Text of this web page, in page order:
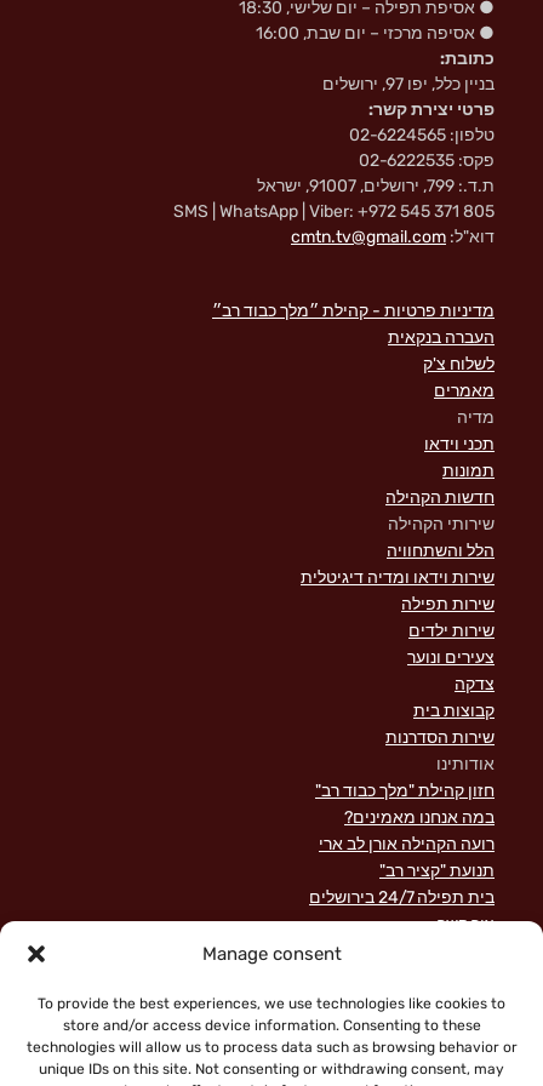
Manage consent
To provide the best experiences, we use technologies like cookies to
store and/or access device information. Consenting to these
technologies will allow us to process data such as browsing behavior or
unique IDs on this site. Not consenting or withdrawing consent, may
● אסיפת תפילה – יום שלישי, 18:30
● אסיפה מרכזי – יום שבת, 16:00
כתובת:
בניין כלל, יפו 97, ירושלים
פרטי יצירת קשר:
טלפון: 02-6224565
פקס: 02-6222535
ת.ד.: 799, ירושלים, 91007, ישראל
SMS | WhatsApp | Viber: +972 545 371 805
דוא"ל: cmtn.tv@gmail.com
מדיניות פרטיות - קהילת ״מלך כבוד רב״
העברה בנקאית
לשלוח צ'ק
מאמרים
מדיה
תכני וידאו
תמונות
חדשות הקהילה
שירותי הקהילה
הלל והשתחוויה
שירות וידאו ומדיה דיגיטלית
שירות תפילה
שירות ילדים
צעירים ונוער
צדקה
קבוצות בית
שירות הסדרנות
אודותינו
חזון קהילת "מלך כבוד רב"
במה אנחנו מאמינים?
רועה הקהילה אורן לב ארי
תנועת "קציר רב"
בית תפילה 24/7 בירושלים
צור קשר
השקפה מקראית על שירות לישראל
תרומות